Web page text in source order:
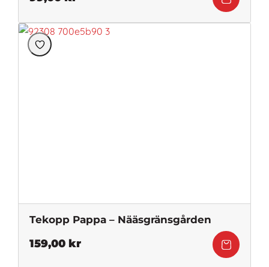
Tekopp Pappa – Nääsgränsgården
159,00 kr